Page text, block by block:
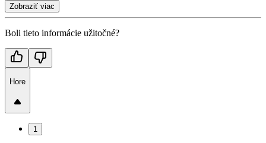
Zobraziť viac
Boli tieto informácie užitočné?
Hore
1